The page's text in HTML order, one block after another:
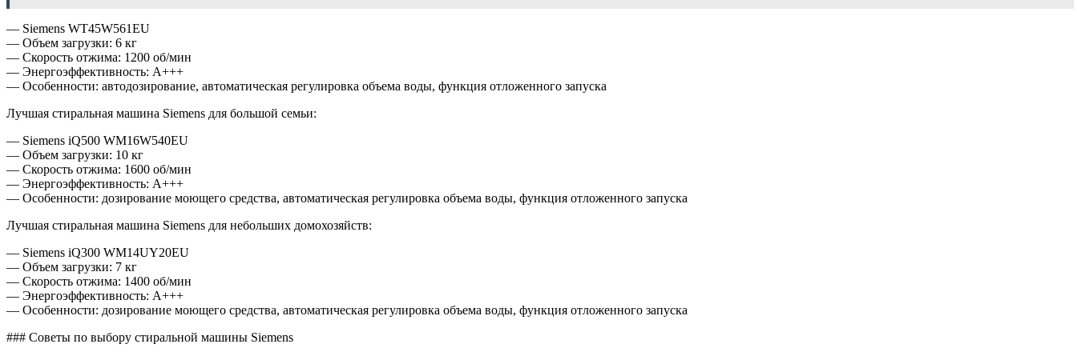
— Siemens WT45W561EU
— Объем загрузки: 6 кг
— Скорость отжима: 1200 об/мин
— Энергоэффективность: A+++
— Особенности: автодозирование, автоматическая регулировка объема воды, функция отложенного запуска
Лучшая стиральная машина Siemens для большой семьи:
— Siemens iQ500 WM16W540EU
— Объем загрузки: 10 кг
— Скорость отжима: 1600 об/мин
— Энергоэффективность: A+++
— Особенности: дозирование моющего средства, автоматическая регулировка объема воды, функция отложенного запуска
Лучшая стиральная машина Siemens для небольших домохозяйств:
— Siemens iQ300 WM14UY20EU
— Объем загрузки: 7 кг
— Скорость отжима: 1400 об/мин
— Энергоэффективность: A+++
— Особенности: дозирование моющего средства, автоматическая регулировка объема воды, функция отложенного запуска
### Советы по выбору стиральной машины Siemens